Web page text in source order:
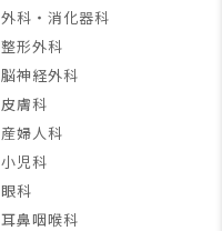
外科・消化器科
整形外科
脳神経外科
皮膚科
産婦人科
小児科
眼科
耳鼻咽喉科